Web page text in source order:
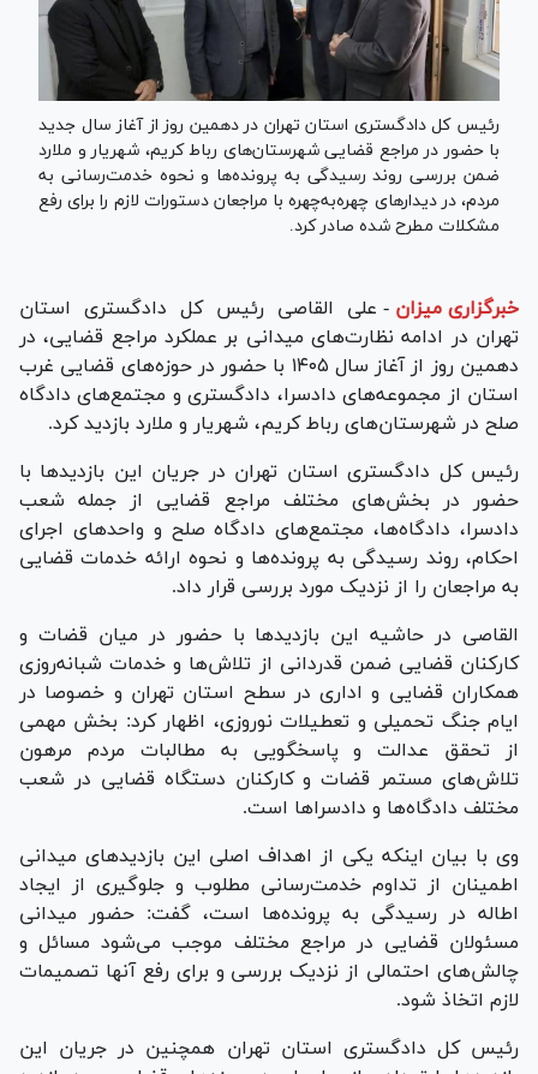
رئیس کل دادگستری استان تهران در دهمین روز از آغاز سال جدید
با حضور در مراجع قضایی شهرستان‌های رباط کریم، شهریار و ملارد
ضمن بررسی روند رسیدگی به پرونده‌ها و نحوه خدمت‌رسانی به
مردم، در دیدار‌های چهره‌به‌چهره با مراجعان دستورات لازم را برای رفع
مشکلات مطرح شده صادر کرد.
خبرگزاری میزان - علی القاصی رئیس کل دادگستری استان
تهران در ادامه نظارت‌های میدانی بر عملکرد مراجع قضایی، در
دهمین روز از آغاز سال ۱۴۰۵ با حضور در حوزه‌های قضایی غرب
استان از مجموعه‌های دادسرا، دادگستری و مجتمع‌های دادگاه
صلح در شهرستان‌های رباط کریم، شهریار و ملارد بازدید کرد.
رئیس کل دادگستری استان تهران در جریان این بازدید‌ها با
حضور در بخش‌های مختلف مراجع قضایی از جمله شعب
دادسرا، دادگاه‌ها، مجتمع‌های دادگاه صلح و واحد‌های اجرای
احکام، روند رسیدگی به پرونده‌ها و نحوه ارائه خدمات قضایی
به مراجعان را از نزدیک مورد بررسی قرار داد.
القاصی در حاشیه این بازدید‌ها با حضور در میان قضات و
کارکنان قضایی ضمن قدردانی از تلاش‌ها و خدمات شبانه‌روزی
همکاران قضایی و اداری در سطح استان تهران و خصوصا در
ایام جنگ تحمیلی و تعطیلات نوروزی، اظهار کرد: بخش مهمی
از تحقق عدالت و پاسخگویی به مطالبات مردم مرهون
تلاش‌های مستمر قضات و کارکنان دستگاه قضایی در شعب
مختلف دادگاه‌ها و دادسرا‌ها است.
وی با بیان اینکه یکی از اهداف اصلی این بازدید‌های میدانی
اطمینان از تداوم خدمت‌رسانی مطلوب و جلوگیری از ایجاد
اطاله در رسیدگی به پرونده‌ها است، گفت: حضور میدانی
مسئولان قضایی در مراجع مختلف موجب می‌شود مسائل و
چالش‌های احتمالی از نزدیک بررسی و برای رفع آنها تصمیمات
لازم اتخاذ شود.
رئیس کل دادگستری استان تهران همچنین در جریان این